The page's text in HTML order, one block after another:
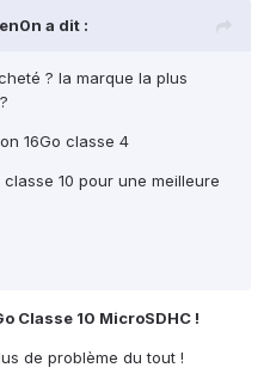
a dit :
? la marque la plus
16Go classe 4
10 pour une meilleure
Classe 10 MicroSDHC !
de problème du tout !